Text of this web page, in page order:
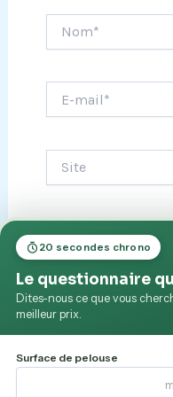
mail*
Enregistrer mon
dans le navigateur
20 secondes chrono
Le questionnaire
Dites-nous ce que vous
meilleur prix.
Surface de pelouse